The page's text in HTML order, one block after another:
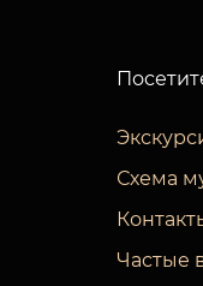
Схема
Частые